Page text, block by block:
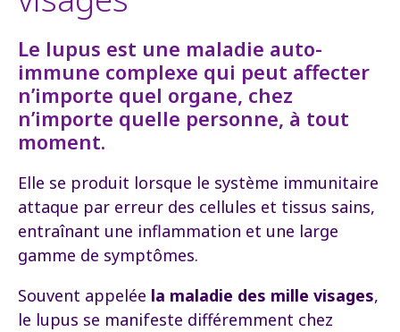
Le lupus est une maladie auto-
immune complexe qui peut affecter
n’importe quel organe, chez
n’importe quelle personne, à tout
moment.
Elle se produit lorsque le système immunitaire
attaque par erreur des cellules et tissus sains,
entraînant une inflammation et une large
gamme de symptômes.
Souvent appelée la maladie des mille visages,
le lupus se manifeste différemment chez